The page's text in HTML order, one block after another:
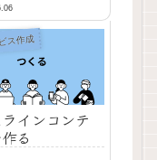
ス作成
インコンテ
る